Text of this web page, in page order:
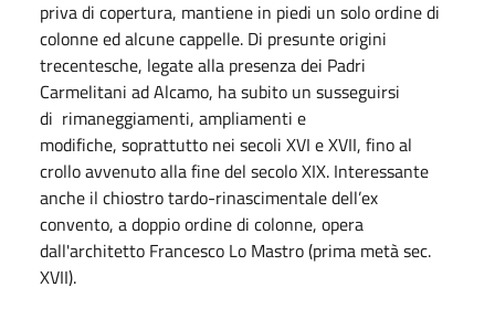
priva di copertura, mantiene in piedi un solo ordine di
colonne ed alcune cappelle. Di presunte origini
trecentesche, legate alla presenza dei Padri
Carmelitani ad Alcamo, ha subito un susseguirsi
di rimaneggiamenti, ampliamenti e
modifiche, soprattutto nei secoli XVI e XVII, fino al
crollo avvenuto alla fine del secolo XIX. Interessante
anche il chiostro tardo-rinascimentale dell’ex
convento, a doppio ordine di colonne, opera
dall'architetto Francesco Lo Mastro (prima metà sec.
XVII).